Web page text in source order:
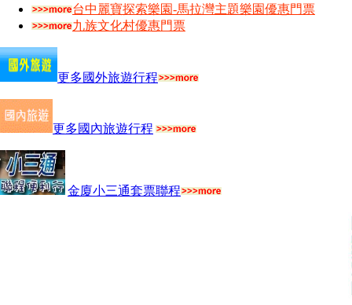
台中麗寶探索樂園-馬拉灣主題樂園優惠門票
九族文化村優惠門票
更多國外旅遊行程
更多國內旅遊行程
金廈小三通套票聯程